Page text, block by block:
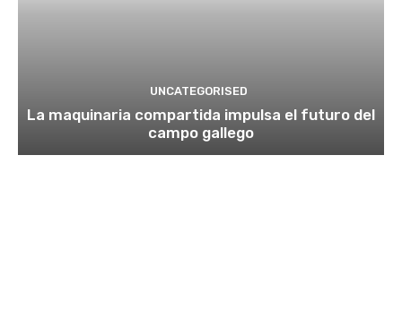
UNCATEGORISED
La maquinaria compartida impulsa el futuro del
campo gallego